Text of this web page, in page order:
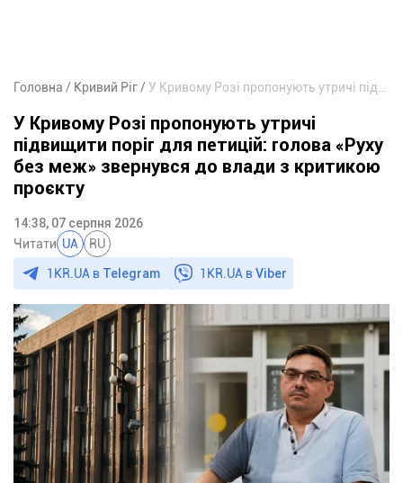
Головна Кривий Ріг
У Кривому Розі пропонують утричі
підвищити поріг для петицій: голова «Руху
без меж» звернувся до влади з критикою
проєкту
14:38, 07 серпня 2026
Читати UA RU
1KR.UA в Telegram 1KR.UA вViber